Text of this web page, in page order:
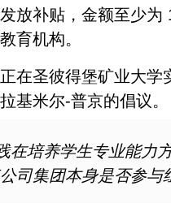
放补贴，金额至少
育机构。
在圣彼得堡矿业大
基米尔-普京的倡议。
在培养学生专业能力
司集团本身是否参与